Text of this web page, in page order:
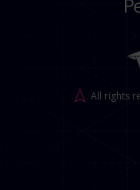
All rights